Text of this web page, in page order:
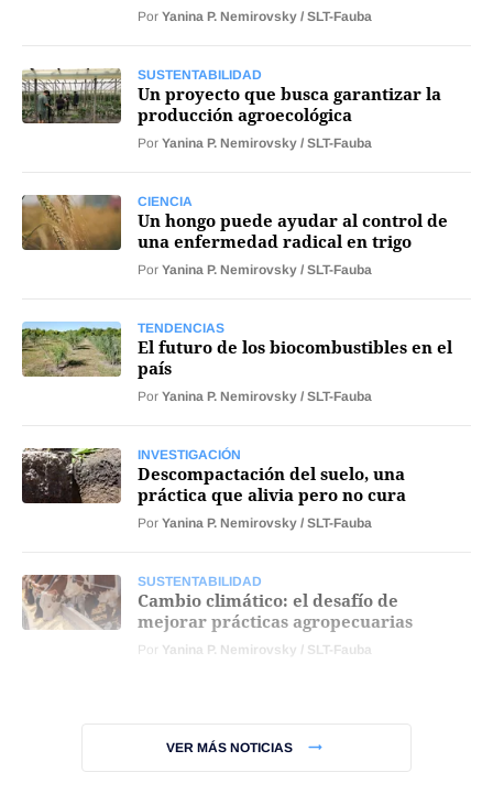
Por Yanina P. Nemirovsky / SLT-Fauba
SUSTENTABILIDAD
Un proyecto que busca garantizar la
producción agroecológica
Por Yanina P. Nemirovsky / SLT-Fauba
CIENCIA
Un hongo puede ayudar al control de
una enfermedad radical en trigo
Por Yanina P. Nemirovsky / SLT-Fauba
TENDENCIAS
El futuro de los biocombustibles en el
país
Por Yanina P. Nemirovsky / SLT-Fauba
INVESTIGACIÓN
Descompactación del suelo, una
práctica que alivia pero no cura
Por Yanina P. Nemirovsky / SLT-Fauba
SUSTENTABILIDAD
Cambio climático: el desafío de
mejorar prácticas agropecuarias
Por Yanina P. Nemirovsky / SLT-Fauba
VER MÁS NOTICIAS